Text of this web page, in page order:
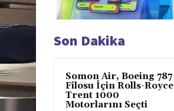
Son Dakika
Somon Air, Boeing 787
Filosu İçin Rolls-Royce
Trent 1000
Motorlarını Seçti